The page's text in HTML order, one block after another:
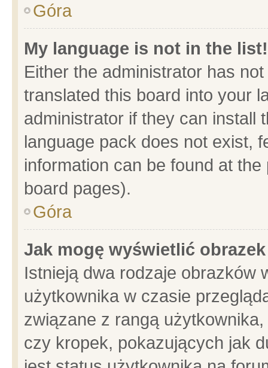
Góra
My language is not in the list!
Either the administrator has
translated this board into your
administrator if they can install
language pack does not exist,
information can be found at
board pages).
Góra
Jak mogę wyświetlić
Istnieją dwa rodzaje obrazków
użytkownika w czasie
związane z rangą
czy kropek, pokazujących jak